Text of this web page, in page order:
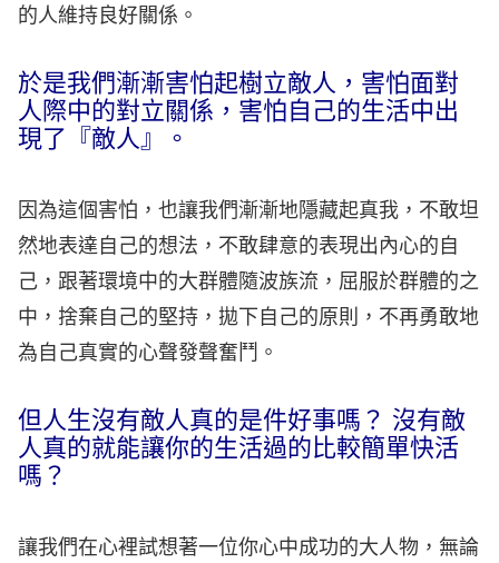
的人維持良好關係。
於是我們漸漸害怕起樹立敵人，害怕面對
人際中的對立關係，害怕自己的生活中出
現了『敵人』。
因為這個害怕，也讓我們漸漸地隱藏起真我，不敢坦
然地表達自己的想法，不敢肆意的表現出內心的自
己，跟著環境中的大群體隨波族流，屈服於群體的之
中，捨棄自己的堅持，拋下自己的原則，不再勇敢地
為自己真實的心聲發聲奮鬥。
但人生沒有敵人真的是件好事嗎？ 沒有敵
人真的就能讓你的生活過的比較簡單快活
嗎？
讓我們在心裡試想著一位你心中成功的大人物，無論